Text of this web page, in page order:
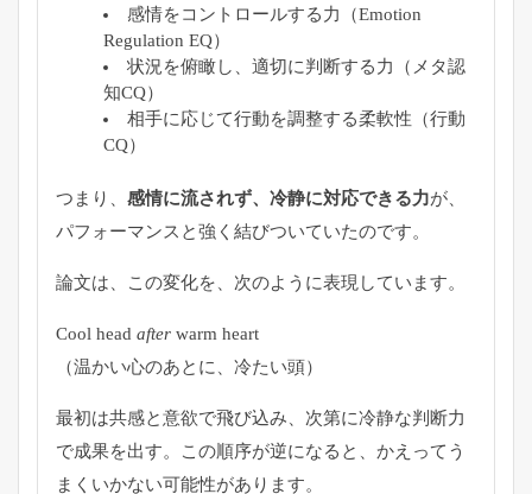
感情をコントロールする力（Emotion
Regulation EQ）
状況を俯瞰し、適切に判断する力（メタ認
知CQ）
相手に応じて行動を調整する柔軟性（行動
CQ）
つまり、 感情に流されず、冷静に対応できる力が、
パフォーマンスと強く結びついていたのです。
論文は、この変化を、次のように表現しています。
Cool head after warm heart
（温かい心のあとに、冷たい頭）
最初は共感と意欲で飛び込み、次第に冷静な判断力
で成果を出す。この順序が逆になると、かえってう
まくいかない可能性があります。